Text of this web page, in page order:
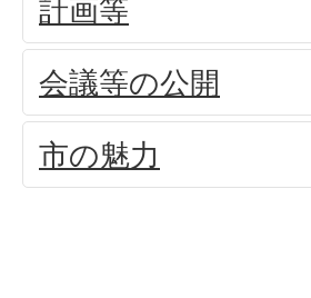
計画等
会議等の公開
市の魅力